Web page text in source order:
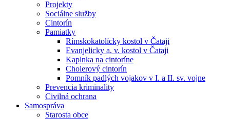
Projekty
Sociálne služby
Cintorín
Pamiatky
Rímskokatolícky kostol v Čataji
Evanjelicky a. v. kostol v Čataji
Kaplnka na cintoríne
Cholerový cintorín
Pomník padlých vojakov v I. a II. sv. vojne
Prevencia kriminality
Civilná ochrana
Samospráva
Starosta obce